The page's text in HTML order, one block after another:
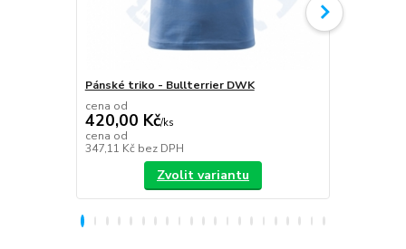
Pánské triko - Bullterrier DWK
cena od
420,00 Kč/ks
cena od
347,11 Kč bez DPH
Zvolit variantu